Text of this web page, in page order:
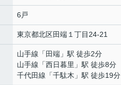
6戸
東京都北区田端 １丁目24-21
山手線 「 田端 」駅 徒歩2分
山手線 「西日暮里 」駅 徒歩8分
千代田線 「千駄木 」駅 徒歩19分